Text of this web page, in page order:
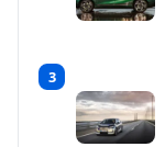
3